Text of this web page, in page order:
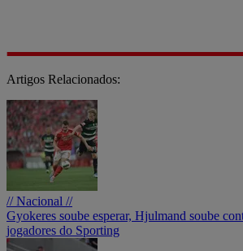
Artigos Relacionados:
// Nacional //
Gyokeres soube esperar, Hjulmand soube
jogadores do Sporting